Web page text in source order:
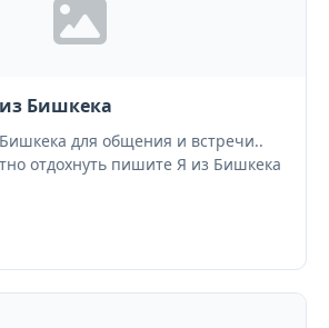
Бишкека
для общения и встречи..
отдохнуть пишите Я из Бишкека